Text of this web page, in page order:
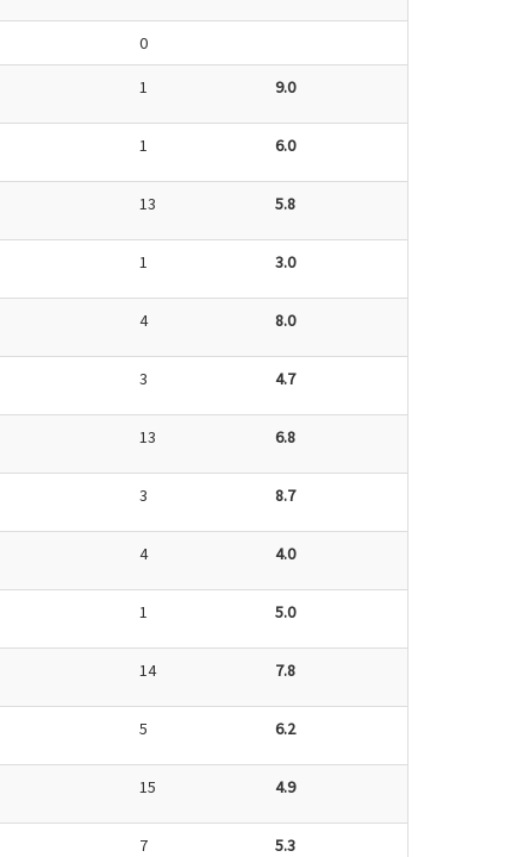
0
1 9.0
1 6.0
13 5.8
1 3.0
4 8.0
3 4.7
13 6.8
3 8.7
4 4.0
1 5.0
14 7.8
5 6.2
15 4.9
7 5.3